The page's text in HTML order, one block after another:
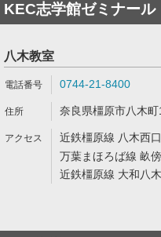
KEC志学館ゼミナール
八木教室
0744-21-8400
奈良県橿原市八木
近鉄橿原線 八木西
万葉まほろば線 畝
近鉄橿原線 大和八